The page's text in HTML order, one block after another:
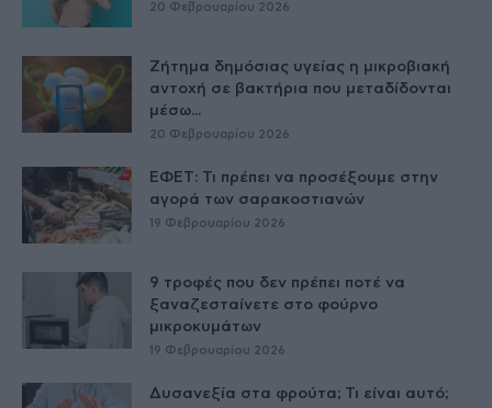
20 Φεβρουαρίου 2026
Ζήτημα δημόσιας υγείας η μικροβιακή
αντοχή σε βακτήρια που μεταδίδονται
μέσω...
20 Φεβρουαρίου 2026
ΕΦΕΤ: Τι πρέπει να προσέξουμε στην
αγορά των σαρακοστιανών
19 Φεβρουαρίου 2026
9 τροφές που δεν πρέπει ποτέ να
ξαναζεσταίνετε στο φούρνο
μικροκυμάτων
19 Φεβρουαρίου 2026
Δυσανεξία στα φρούτα; Τι είναι αυτό;